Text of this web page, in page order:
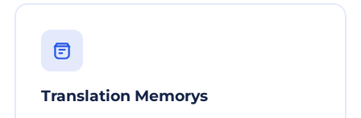
Translation Memorys